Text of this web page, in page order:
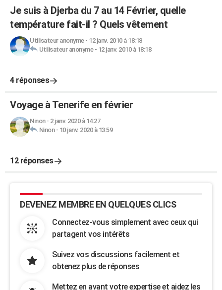
Je suis à Djerba du 7 au 14 Février, quelle
température fait-il ? Quels vêtement
Utilisateur anonyme- 12 janv. 2010 à 18:18
Utilisateur anonyme- 12 janv. 2010 à 18:18
4 réponses
Voyage à Tenerife en février
Ninon- 2 janv. 2020 à 14:27
Ninon- 10 janv. 2020 à 13:59
12 réponses
DEVENEZ MEMBRE EN QUELQUES CLICS
Connectez-vous simplement avec ceux qui
partagent vos intérêts
Suivez vos discussions facilement et
obtenez plus de réponses
Mettez en avant votre expertise et aidez les